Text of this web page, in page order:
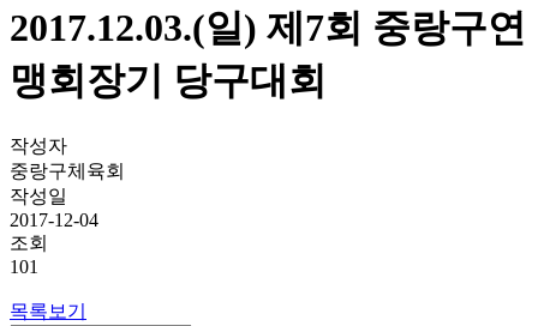
2017.12.03.(일) 제7회 중랑구연
맹회장기 당구대회
작성자
중랑구체육회
작성일
2017-12-04
조회
101
목록보기